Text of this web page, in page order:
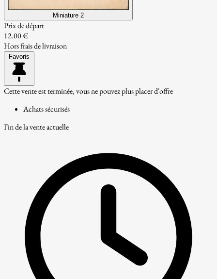
Miniature 2
Prix de départ
12.00 €
Hors frais de livraison
Favoris
Cette vente est terminée, vous ne pouvez plus placer d'offre
Achats sécurisés
Fin de la vente actuelle